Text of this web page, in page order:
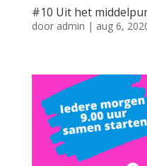
#10 Uit het
door admin | aug 6,